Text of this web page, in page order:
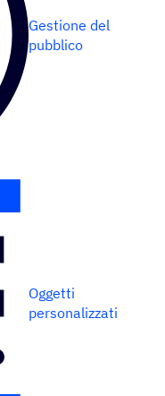
Gestione del
pubblico
Oggetti
personalizzati